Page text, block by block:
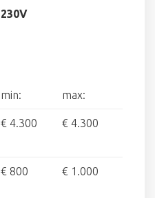
230V
min: max:
€ 4.300 € 4.300
€ 800 € 1.000